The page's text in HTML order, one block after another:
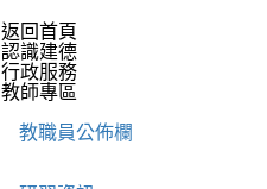
返回首頁
認識建德
行政服務
教師專區
教職員公佈欄